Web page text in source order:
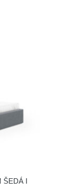
ŠEDÁ I